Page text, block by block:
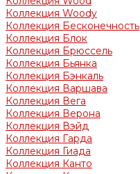
Коллекция Woody
Коллекция Бесконечность
Коллекция Блок
Коллекция Брюссель
Коллекция Бьянка
Коллекция Бэнкаль
Коллекция Варшава
Коллекция Вега
Коллекция Верона
Коллекция Вэйд
Коллекция Гарда
Коллекция Гиада
Коллекция Канто